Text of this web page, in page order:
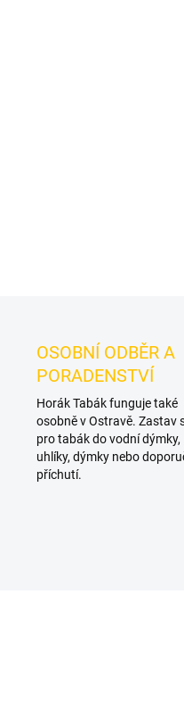
dýmky značky Smyrna.
přípravu i kreativní
OSOBNÍ ODBĚR A
PORADENSTVÍ
Horák Tabák funguje také
osobně v Ostravě. Zastav
pro tabák do vodní dýmky,
uhlíky, dýmky nebo
příchutí.